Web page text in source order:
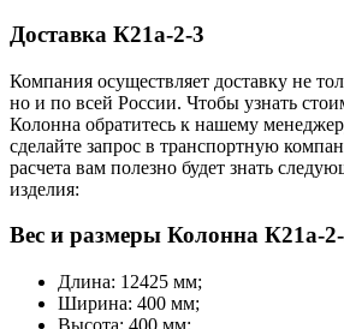
Доставка К21а-2-3
Компания осуществляет доставку не
но и по всей России. Чтобы узнать
Колонна обратитесь к нашему
сделайте запрос в транспортную
расчета вам полезно будет знать
изделия:
Вес и размеры Колонна К21а-
Длина: 12425 мм;
Ширина: 400 мм;